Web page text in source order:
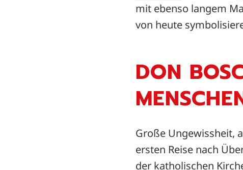
mit ebenso langem
von heute
DON
Große Ungewissheit,
ersten Reise nach
der katholischen